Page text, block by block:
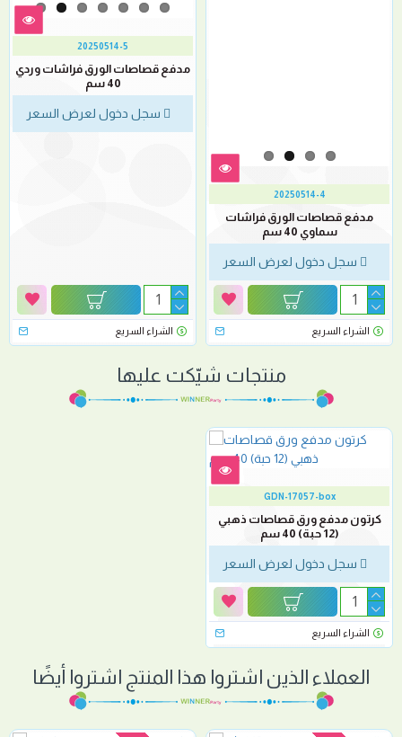
20250514-4
مدفع قصاصات الورق فراشات
سماوي 40 سم
سجل دخول لعرض السعر
الشراء السريع
20250514-5
مدفع قصاصات الورق فراشات وردي
40 سم
سجل دخول لعرض السعر
الشراء السريع
منتجات شيّكت عليها
GDN-17057-box
كرتون مدفع ورق قصاصات ذهبي
(12 حبة) 40 سم
سجل دخول لعرض السعر
الشراء السريع
العملاء الذين اشتروا هذا المنتج اشتروا أيضًا